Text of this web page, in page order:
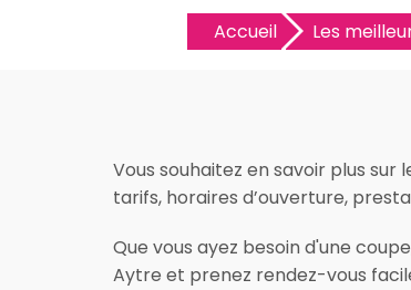
Accueil Les
Vous souhaitez en savoir plus
tarifs, horaires d’ouverture,
Que vous ayez besoin d'une
Aytre et prenez rendez-vous